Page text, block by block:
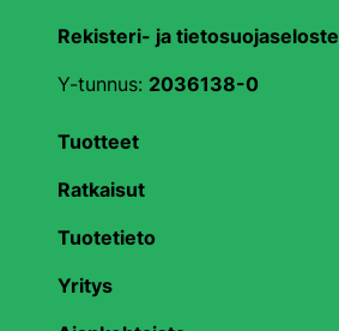
Rekisteri- ja tietosuojaseloste
Y-tunnus: 2036138-0
Tuotteet
Ratkaisut
Tuotetieto
Yritys